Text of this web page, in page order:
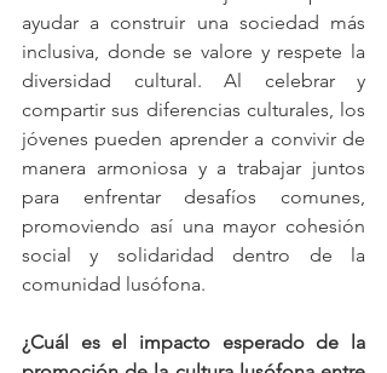
ayudar a construir una sociedad más
inclusiva, donde se valore y respete la
diversidad cultural. Al celebrar y
compartir sus diferencias culturales, los
jóvenes pueden aprender a convivir de
manera armoniosa y a trabajar juntos
para enfrentar desafíos comunes,
promoviendo así una mayor cohesión
social y solidaridad dentro de la
comunidad lusófona.
¿Cuál es el impacto esperado de la